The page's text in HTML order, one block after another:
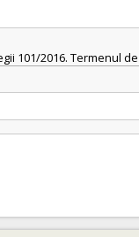
101/2016. Termenul